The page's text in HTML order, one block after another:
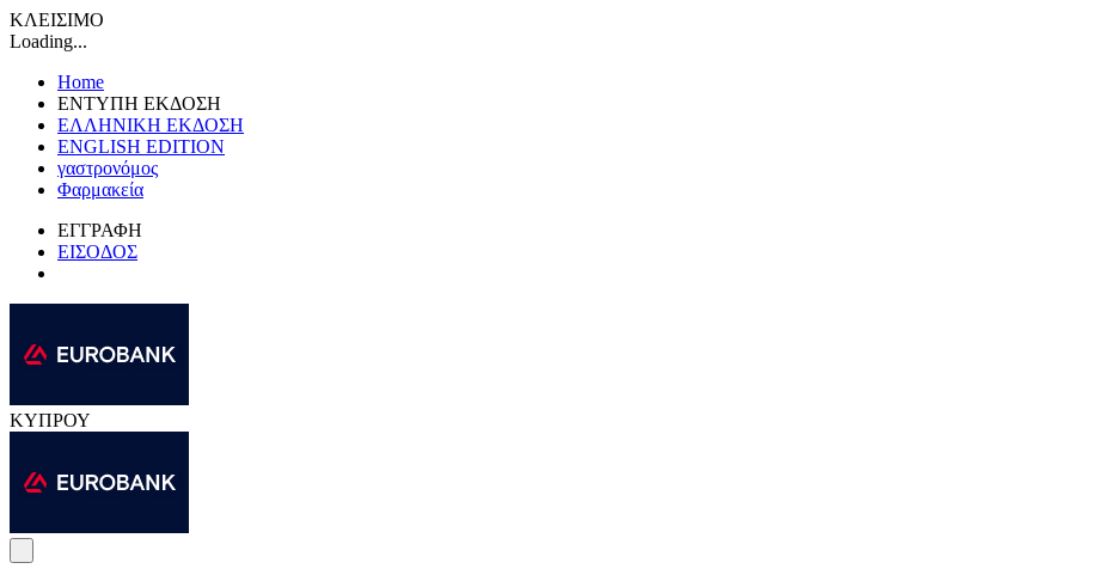
ΚΛΕΙΣΙΜΟ
Loading...
Home
ΕΝΤΥΠΗ ΕΚΔΟΣΗ
ΕΛΛΗΝΙΚΗ ΕΚΔΟΣΗ
ENGLISH EDITION
γαστρονόμος
Φαρμακεία
ΕΓΓΡΑΦΗ
ΕΙΣΟΔΟΣ
ΚΥΠΡΟΥ